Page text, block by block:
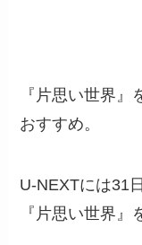
『片思い世界
おすすめ。
U-NEXTには31
『片思い世界』